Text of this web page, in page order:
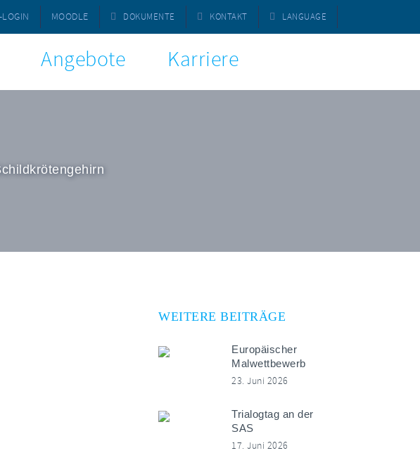
MOODLE DOKUMENTE KONTAKT LANGUAGE
Angebote Karriere
WEITERE BEITRÄGE
Europäischer
Malwettbewerb
23. Juni 2026
Trialogtag an der
SAS
17. Juni 2026